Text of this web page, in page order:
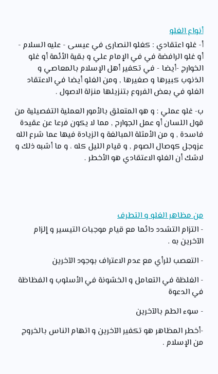
أنواع الغلو
أ- غلو اعتقادي : كغلو النصارى في عيسى - عليه السلام -
أو غلو الرافضة في في الإمام علي و بقية الأئمة أو غلو
الخوارج -أيضا - في تكفير أهل الإسلام بالمعاصي و
الذنوب كبيرها و صغيرها , ومن الغلو أيضا في الاعتقاد
الغلو في بعض الفروع بتنزيلها منزلة الاصول .
ب- غلو عملي : و هو المتعلق بالأمور العملية التفصيلية من
قول اللسان أو عمل الجوارح , مما لا يكون فرعا عن عقيدة
فاسدة , و من الأمثلة المبالغة و الزيادة فيها عما شرع الله
عزوجل كوصال الصوم , و قيام الليل كله ، و ما أشبه ذلك و
لاشك أن الغلو الاعتقادي هو الأخطر .
من مظاهر الغلو و التطرف
- التزام التشدد دائما مع قيام موجبات التيسير و إلزام
الآخرين به .
- التعصب للرأي مع عدم الاعتراف بوجود الآخرين
- الغلظة في التعامل و الخشونة في الأسلوب و الفظاظة
في الدعوة
- سوء الطم بالآخرين
-أخطر المظاهر هو تكفير الآخرين و اتهام الناس بالخروج
من الإسلام .